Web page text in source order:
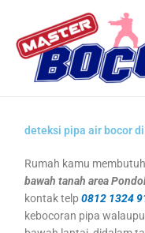
content
deteksi pipa air bocor
Rumah kamu
bawah tanah area
kontak telp 0812 1324
kebocoran pipa